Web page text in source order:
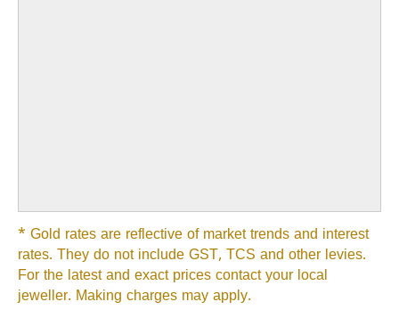
* Gold rates are reflective of market trends and interest
rates. They do not include GST, TCS and other levies.
For the latest and exact prices contact your local
jeweller. Making charges may apply.